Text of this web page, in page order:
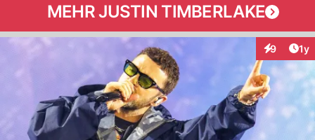
MEHR JUSTIN TIMBERLAKE
9 1y